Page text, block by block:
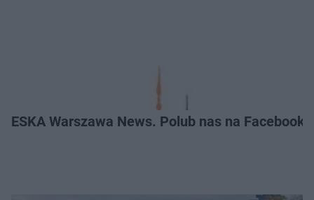
ESKA Warszawa News. Polub nas na